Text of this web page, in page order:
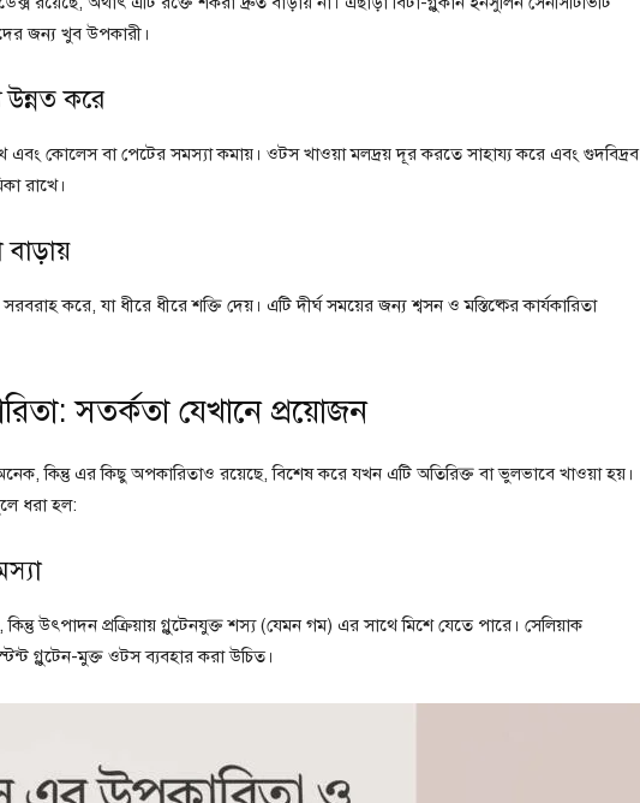
জন্য খুব উপকারী।
উন্নত করে
এবং কোলেস বা পেটের সমস্যা কমায়। ওটস খাওয়া মলদ্রয় দূর করতে সাহায্য করে এবং গুদবিদ্রব
রাখে।
বাড়ায়
করে, যা ধীরে ধীরে শক্তি দেয়। এটি দীর্ঘ সময়ের জন্য শ্বসন ও মস্তিষ্কের কার্যকারিতা
সতর্কতা যেখানে প্রয়োজন
কিন্তু এর কিছু অপকারিতাও রয়েছে, বিশেষ করে যখন এটি অতিরিক্ত বা ভুলভাবে খাওয়া হয়।
ধরা হল:
উৎপাদন প্রক্রিয়ায় গ্লুটেনযুক্ত শস্য (যেমন গম) এর সাথে মিশে যেতে পারে। সেলিয়াক
গ্লুটেন-মুক্ত ওটস ব্যবহার করা উচিত।